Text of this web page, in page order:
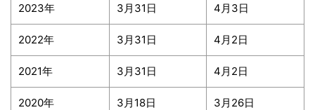
2023年 3月31日 4月3日
2022年 3月31日 4月2日
2021年 3月31日 4月2日
2020年 3月18日 3月26日